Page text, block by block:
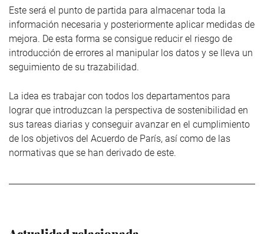
Este será el punto de partida para almacenar toda la
información necesaria y posteriormente aplicar medidas de
mejora. De esta forma se consigue reducir el riesgo de
introducción de errores al manipular los datos y se lleva un
seguimiento de su trazabilidad.
La idea es trabajar con todos los departamentos para
lograr que introduzcan la perspectiva de sostenibilidad en
sus tareas diarias y conseguir avanzar en el cumplimiento
de los objetivos del Acuerdo de París, así como de las
normativas que se han derivado de este.